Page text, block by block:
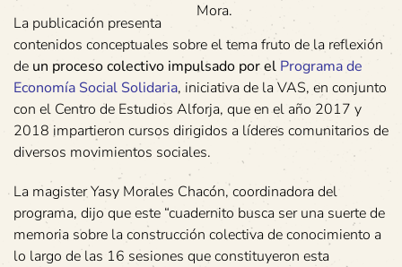
Mora.
La publicación presenta
contenidos conceptuales sobre el tema fruto de la reflexión
de un proceso colectivo impulsado por el Programa de
Economía Social Solidaria, iniciativa de la VAS, en conjunto
con el Centro de Estudios Alforja, que en el año 2017 y
2018 impartieron cursos dirigidos a líderes comunitarios de
diversos movimientos sociales.
La magister Yasy Morales Chacón, coordinadora del
programa, dijo que este “cuadernito busca ser una suerte de
memoria sobre la construcción colectiva de conocimiento a
lo largo de las 16 sesiones que constituyeron esta